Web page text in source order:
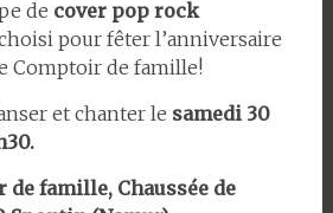
de cover pop rock
pour fêter l’anniversaire
Comptoir de famille!
et chanter le samedi 30
de famille, Chaussée de